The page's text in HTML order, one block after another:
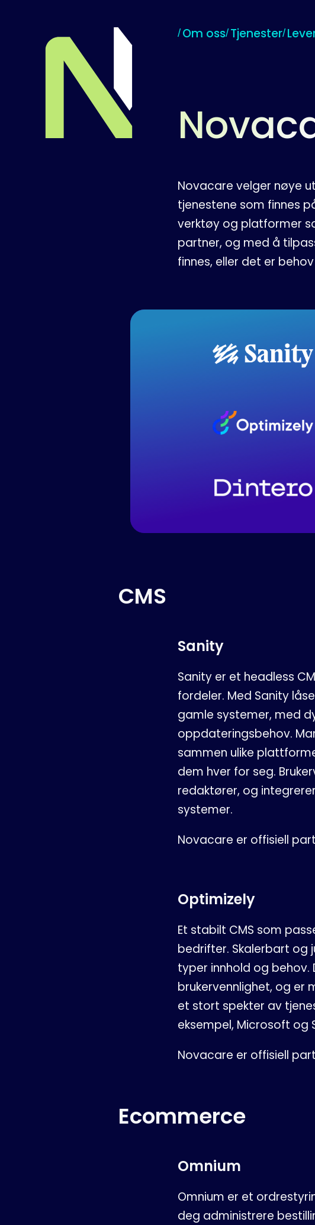
Til startsidenOm oss Tjenester
Novacare velger nøye
tjenestene som finnes
verktøy og platformer
partner, og med å
finnes, eller det er
CMS
Sanity
Sanity er et headless
fordeler. Med Sanity
gamle systemer, med
oppdateringsbehov.
sammen ulike
dem hver for seg.
redaktører, og
systemer.
Novacare er offisiell
Optimizely
Et stabilt CMS som
bedrifter. Skalerbart og
typer innhold og behov.
brukervennlighet, og er
et stort spekter av
eksempel, Microsoft og
Novacare er offisiell
Ecommerce
Omnium
Omnium er et
deg administrere